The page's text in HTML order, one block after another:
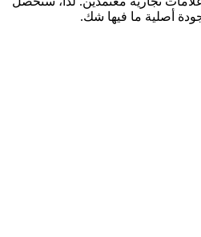
أصلية ما فيها شك.